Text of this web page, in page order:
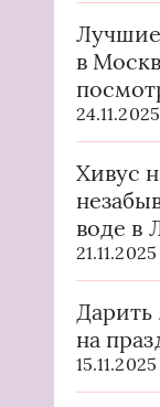
в
24.11.2025
Хивус
воде в
21.11.2025
на
15.11.2025